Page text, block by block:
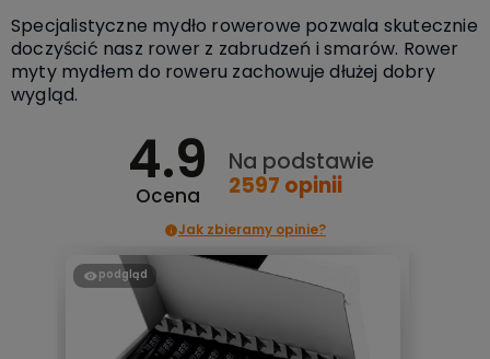
Specjalistyczne mydło rowerowe pozwala skutecznie
doczyścić nasz rower z zabrudzeń i smarów. Rower
myty mydłem do roweru zachowuje dłużej dobry
wygląd.
4.9
Ocena
Na podstawie
2597 opinii
Jak zbieramy opinie?
podgląd